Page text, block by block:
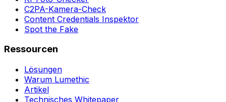
C2PA-Kamera-Check
Content Credentials Inspektor
Spot the Fake
Ressourcen
Lösungen
Warum Lumethic
Artikel
Technisches Whitepaper